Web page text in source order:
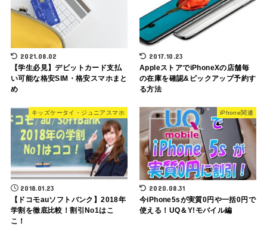
2021.08.02
【学生必見】デビットカード支払
い可能な格安SIM・格安スマホまと
め
2017.10.23
AppleストアでiPhoneXの店舗毎
の在庫を確認&ピックアップ予約す
る方法
キッズケータイ・ジュニアスマホ
2018.01.23
【ドコモauソフトバンク】2018年
学割を徹底比較！割引No1はこ
こ！
iPhone関連
2020.08.31
今iPhone5sが実質0円や一括0円で
使える！UQ＆Y!モバイル編